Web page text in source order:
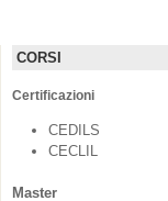
CORSI
Certificazioni
CEDILS
CECLIL
Master